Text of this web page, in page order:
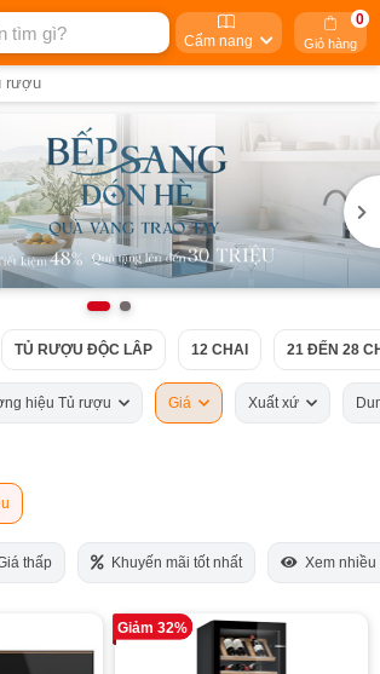
Cẩm nang Giỏ hàng
0
rượu
TỦ RƯỢU ĐỘC LÂP 12 CHAI 21 ĐẾN 28
hiệu Tủ rượu Giá Xuất xứ
thấp Khuyến mãi tốt nhất Xem nhiều
Giảm 32%